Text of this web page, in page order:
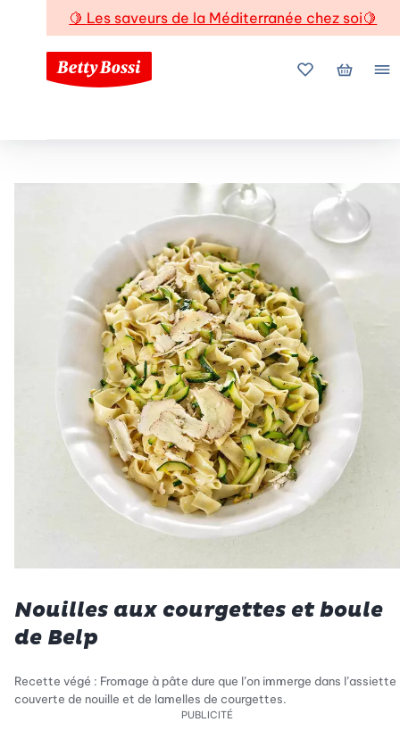
🍋 Les saveurs de la Méditerranée chez soi🍋
Mes favoris
Mon
Nouilles aux courgettes et boule
de Belp
Recette végé : Fromage à pâte dure que l’on immerge dans l’assiette
couverte de nouille et de lamelles de courgettes.
PUBLICITÉ